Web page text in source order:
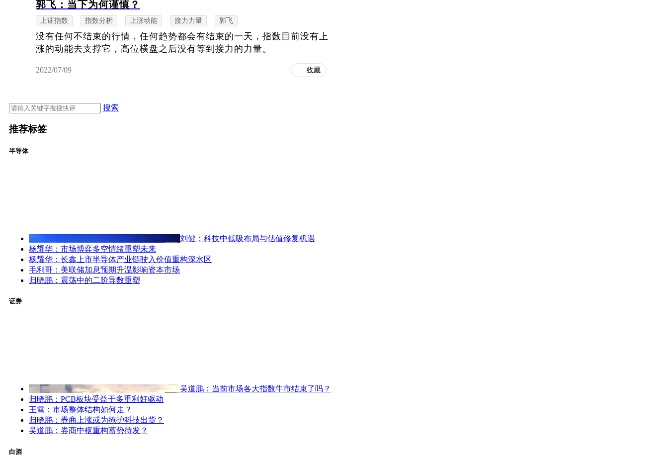
郭飞：当下为何谨慎？
上证指数 指数分析 上涨动能 接力力量 郭飞
没有任何不结束的行情，任何趋势都会有结束的一天，指数目前没有上
涨的动能去支撑它，高位横盘之后没有等到接力的力量。
2022/07/09 收藏
搜索
推荐标签
半导体
刘健：科技中低吸布局与估值修复机遇
杨耀华：市场博弈多空情绪重塑未来
杨耀华：长鑫上市半导体产业链驶入价值重构深水区
毛利哥：美联储加息预期升温影响资本市场
归晓鹏：震荡中的二阶导数重塑
证券
吴道鹏：当前市场各大指数牛市结束了吗？
归晓鹏：PCB板块受益于多重利好驱动
王雪：市场整体结构如何走？
归晓鹏：券商上涨或为掩护科技出货？
吴道鹏：券商中枢重构蓄势待发？
白酒